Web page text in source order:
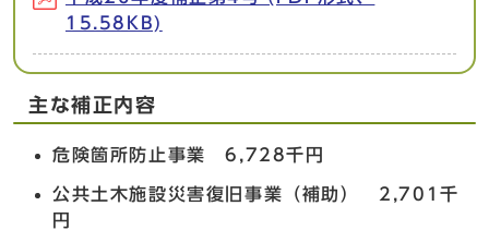
15.58KB)
主な補正内容
危険箇所防止事業 6,728千円
公共土木施設災害復旧事業（補助） 2,701千
円